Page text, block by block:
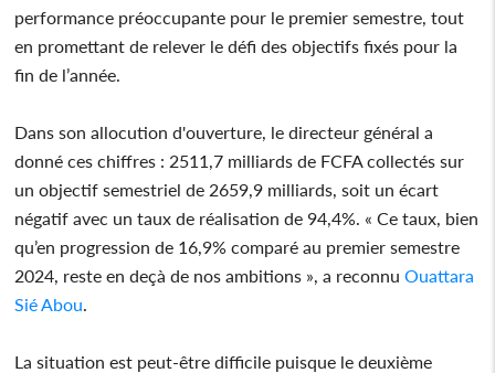
performance préoccupante pour le premier semestre, tout
en promettant de relever le défi des objectifs fixés pour la
fin de l’année.
Dans son allocution d'ouverture, le directeur général a
donné ces chiffres : 2511,7 milliards de FCFA collectés sur
un objectif semestriel de 2659,9 milliards, soit un écart
négatif avec un taux de réalisation de 94,4%. « Ce taux, bien
qu’en progression de 16,9% comparé au premier semestre
2024, reste en deçà de nos ambitions », a reconnuOuattara
Sié Abou
La situation est peut-être difficile puisque le deuxième